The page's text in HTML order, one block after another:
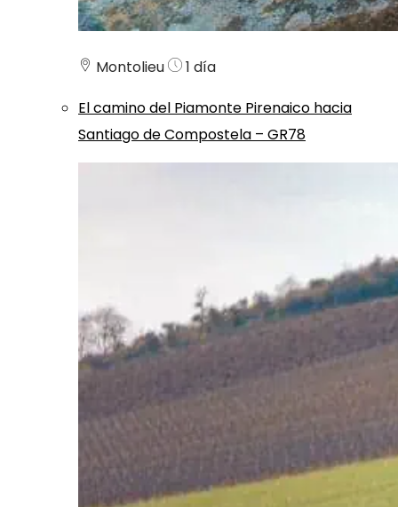
Montolieu
1 día
El camino del Piamonte Pirenaico hacia
Santiago de Compostela – GR78